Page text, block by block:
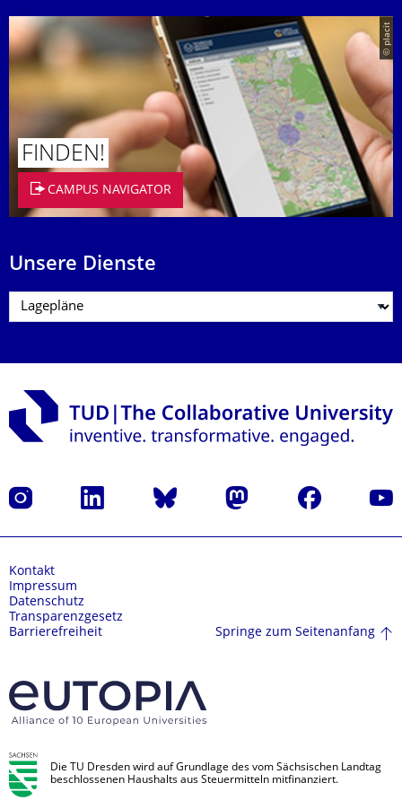
© placit
FINDEN!
CAMPUS NAVIGATOR
Unsere Dienste
Instagram LinkedIn Bluesky Mastodon Facebook
Kontakt
Impressum
Datenschutz
Transparenzgesetz
Barrierefreiheit
Springe zum Seitenanfang
Die TU Dresden wird auf Grundlage des vom Sächsischen Landtag
beschlossenen Haushalts aus Steuermitteln mitfinanziert.